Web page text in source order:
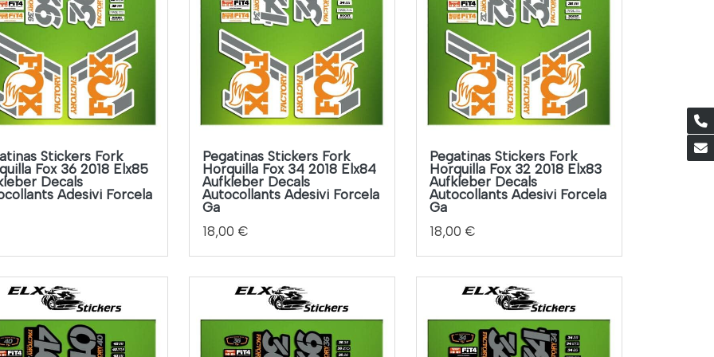
Stickers Fork
Fox 36 2018 Elx85
Decals
Adesivi Forcela
Pegatinas Stickers Fork
Horquilla Fox 34 2018 Elx84
Aufkleber Decals
Autocollants Adesivi Forcela
Ga
18,00 €
Pegatinas Stickers Fork
Horquilla Fox 32 2018 Elx83
Aufkleber Decals
Autocollants Adesivi Forcela
Ga
18,00 €